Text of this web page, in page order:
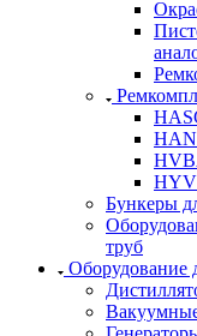
Бункеры
труб
Оборудование